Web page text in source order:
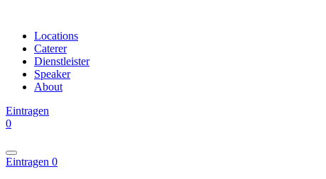
Locations
Caterer
Dienstleister
Speaker
About
Eintragen
0
Eintragen 0